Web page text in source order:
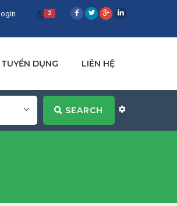
2
login
TUYỂN DỤNG LIÊN HỆ
SEARCH